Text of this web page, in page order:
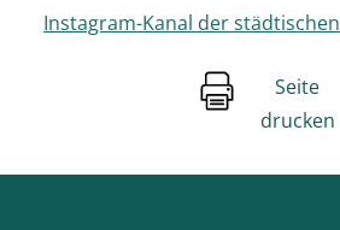
Instagram-Kanal der
Seite
drucken